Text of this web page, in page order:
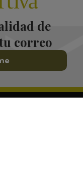
de
correo